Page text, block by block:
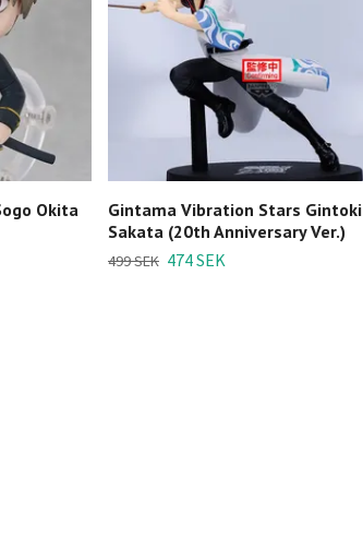
Okita
Gintama Vibration Stars Gintoki
Sakata (20th Anniversary Ver.)
499 SEK 474 SEK